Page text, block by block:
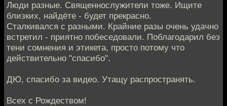
Люди разные. Священнослужители тоже. Ищите
близких, найдёте - будет прекрасно.
Сталкивался с разными. Крайние разы очень удачно
встретил - приятно побеседовали. Поблагодарил без
тени сомнения и этикета, просто потому что
действительно "спасибо".
ДЮ, спасибо за видео. Утащу распространять.
Всех с Рождеством!